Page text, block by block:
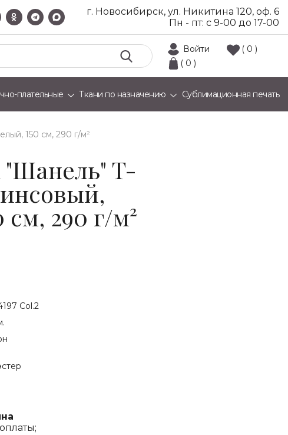
г. Новосибирск, ул. Никитина 120, оф. 6
Пн - пт: с 9-00 до 17-00
Войти
( 0 )
( 0 )
плательные Ткани по назначению Сублимационная печать
150 см, 290 г/м²
T-
см, 290 г/м²
Col.2